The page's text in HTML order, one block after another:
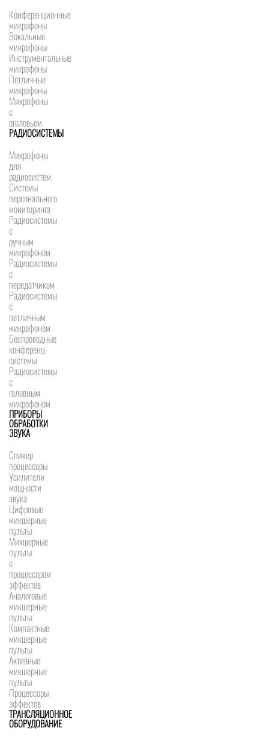
Конференционные
микрофоны
Вокальные
микрофоны
Инструментальные
микрофоны
Петличные
микрофоны
Микрофоны
с
оголовьем
РАДИОСИСТЕМЫ
Микрофоны
для
радиосистем
Системы
персонального
мониторинга
Радиосистемы
c
ручным
микрофоном
Радиосистемы
с
передатчиком
Радиосистемы
с
петличным
микрофоном
Беспроводные
конференц-
системы
Радиосистемы
с
головным
микрофоном
ПРИБОРЫ
ОБРАБОТКИ
ЗВУКА
Спикер
процессоры
Усилители
мощности
звука
Цифровые
микшерные
пульты
Микшерные
пульты
с
процессором
эффектов
Аналоговые
микшерные
пульты
Компактные
микшерные
пульты
Активные
микшерные
пульты
Процессоры
эффектов
ТРАНСЛЯЦИОННОЕ
ОБОРУДОВАНИЕ